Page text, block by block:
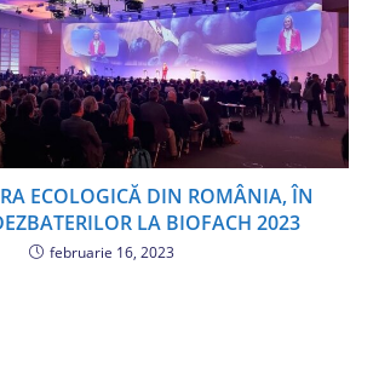
ECOLOGICĂ DIN ROMÂNIA, ÎN
LA BIOFACH 2023
februarie 16, 2023